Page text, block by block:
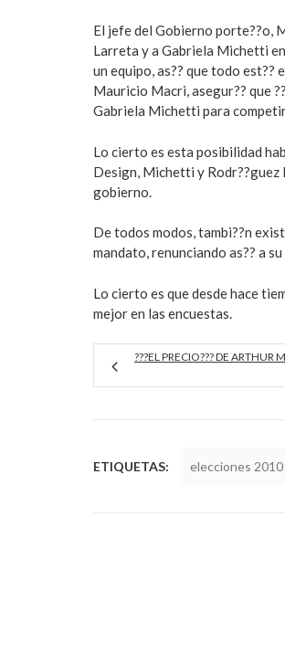
El jefe del Gobierno porte??o,
Larreta y a Gabriela Michetti
un equipo, as?? que todo est??
Mauricio Macri, asegur?? que
Gabriela Michetti para
Lo cierto es esta posibilidad
Design, Michetti y Rodr??guez
gobierno.
De todos modos, tambi??n
mandato, renunciando as?? a
Lo cierto es que desde hace
mejor en las encuestas.
???EL PRECIO??? DE ARTHUR
ETIQUETAS: elecciones 2010